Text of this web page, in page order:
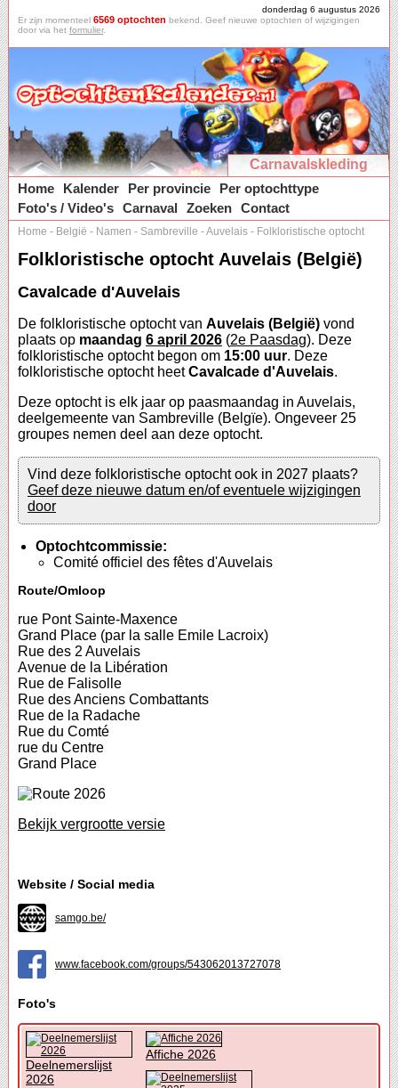
donderdag 6 augustus 2026
Er zijn momenteel 6569 optochten bekend. Geef nieuwe optochten of wijzigingen
door via het formulier.
Carnavalskleding
Home
Kalender Per provincie
Per optochttype
Foto's / Video's Carnaval Zoeken Contact
Home - België - Namen - Sambreville -Auvelais - Folkloristische optocht
Folkloristische optocht Auvelais (België)
Cavalcade d'Auvelais
De folkloristische optocht van Auvelais (België) vond
plaats op maandag 6 april 2026 (2e Paasdag). Deze
folkloristische optocht begon om 15:00 uur. Deze
folkloristische optocht heetCavalcade d'Auvelais.
Deze optocht is elk jaar op paasmaandag in Auvelais,
deelgemeente van Sambreville (Belgïe). Ongeveer 25
groupes nemen deel aan deze optocht.
Vind deze folkloristische optocht ook in 2027 plaats?
Geef deze nieuwe datum en/of eventuele wijzigingen
door
Optochtcommissie:
Comité officiel des fêtes d'Auvelais
Route/Omloop
rue Pont Sainte-Maxence
Grand Place (par la salle Emile Lacroix)
Rue des 2 Auvelais
Avenue de la Libération
Rue de Falisolle
Rue des Anciens Combattants
Rue de la Radache
Rue du Comté
rue du Centre
Grand Place
Bekijk vergrootte versie
Website / Social media
samgo.be/
www.facebook.com/groups/543062013727078
Foto's
Deelnemerslijst
2026
Affiche 2026